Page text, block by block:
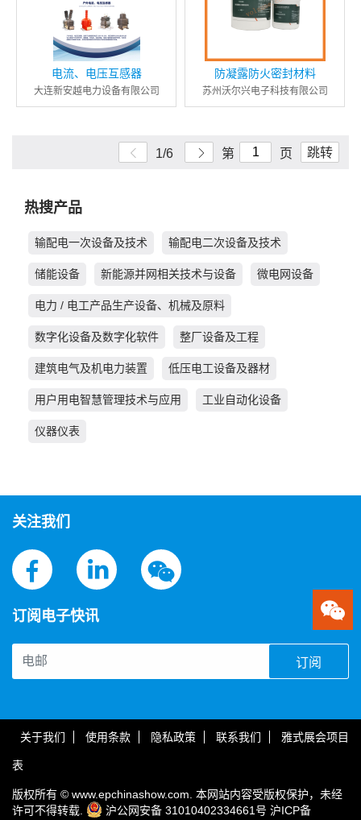
电流、电压互感器
大连新安越电力设备有限公司
防凝露防火密封材料
苏州沃尔兴电子科技有限公司
1/6 第 页 跳转
热搜产品
输配电一次设备及技术 输配电二次设备及技术
储能设备 新能源并网相关技术与设备 微电网设备
电力 / 电工产品生产设备、机械及原料
数字化设备及数字化软件 整厂设备及工程
建筑电气及机电力装置 低压电工设备及器材
用户用电智慧管理技术与应用 工业自动化设备
仪器仪表
关注我们
订阅电子快讯
订阅
关于我们 使用条款 隐私政策 联系我们 雅式展会项目
表
版权所有 © www.epchinashow.com. 本网站内容受版权保护，未经
许可不得转载.
沪公网安备 31010402334661号 沪ICP备